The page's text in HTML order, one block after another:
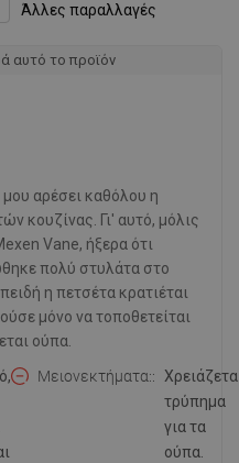
Άλλες παραλλαγές
αυτό το προϊόν
αρέσει καθόλου η
κουζίνας. Γι' αυτό, μόλις
Vane, ήξερα ότι
πολύ στυλάτα στο
η πετσέτα κρατιέται
μόνο να τοποθετείται
ούπα.
Μειονεκτήματα:
τρύπημα
για τα
ούπα.